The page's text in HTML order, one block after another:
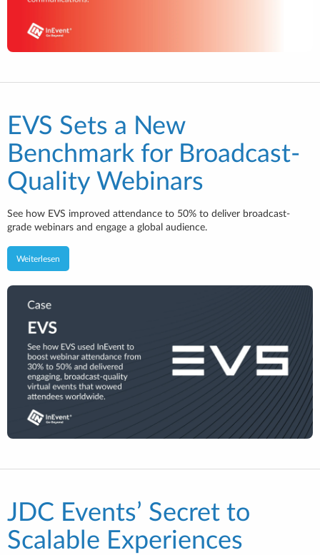
EVS Sets a New
Benchmark for Broadcast-
Quality Webinars
See how EVS improved attendance to 50% to deliver broadcast-
grade webinars and engage a global audience.
Weiterlesen
JDC Events’ Secret to
Scalable Experiences